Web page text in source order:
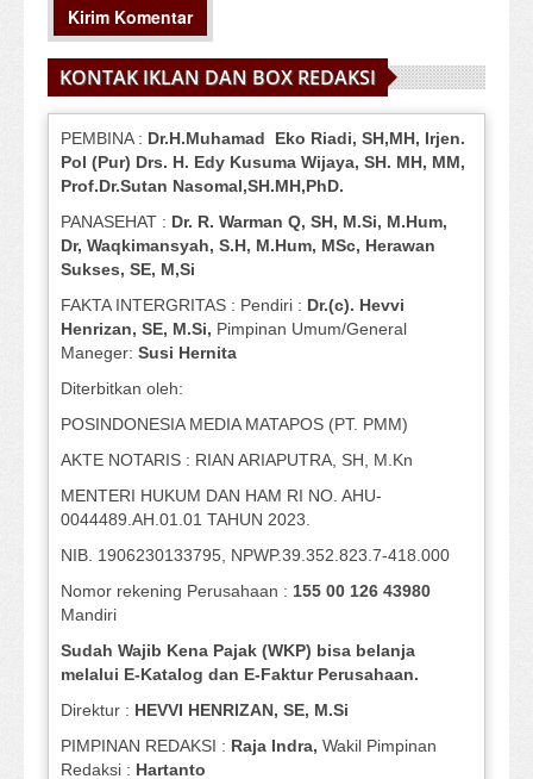
KONTAK IKLAN DAN BOX REDAKSI
PEMBINA : Dr.H.Muhamad Eko Riadi, SH,MH, Irjen.
Pol (Pur) Drs. H. Edy Kusuma Wijaya, SH. MH, MM,
Prof.Dr.Sutan Nasomal,SH.MH,PhD.
PANASEHAT : Dr. R. Warman Q, SH, M.Si, M.Hum,
Dr, Waqkimansyah, S.H, M.Hum, MSc, Herawan
Sukses, SE, M,Si
FAKTA INTERGRITAS : Pendiri : Dr.(c). Hevvi
Henrizan, SE, M.Si, Pimpinan Umum/General
Maneger: Susi Hernita
Diterbitkan oleh:
POSINDONESIA MEDIA MATAPOS (PT. PMM)
AKTE NOTARIS : RIAN ARIAPUTRA, SH, M.Kn
MENTERI HUKUM DAN HAM RI NO. AHU-
0044489.AH.01.01 TAHUN 2023.
NIB. 1906230133795, NPWP.39.352.823.7-418.000
Nomor rekening Perusahaan : 155 00 126 43980
Mandiri
Sudah Wajib Kena Pajak (WKP) bisa belanja
melalui E-Katalog dan E-Faktur Perusahaan.
Direktur : HEVVI HENRIZAN, SE, M.Si
PIMPINAN REDAKSI : Raja Indra, Wakil Pimpinan
Redaksi : Hartanto